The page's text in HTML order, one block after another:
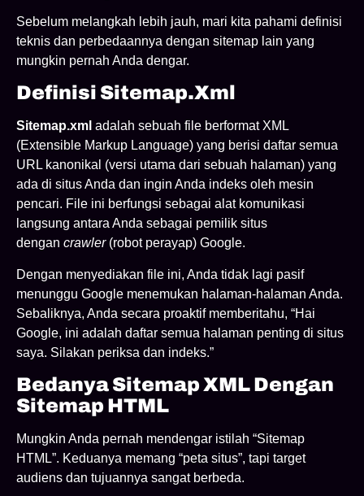
Sebelum melangkah lebih jauh, mari kita pahami definisi
teknis dan perbedaannya dengan sitemap lain yang
mungkin pernah Anda dengar.
Definisi Sitemap.xml
Sitemap.xml adalah sebuah file berformat XML
(Extensible Markup Language) yang berisi daftar semua
URL kanonikal (versi utama dari sebuah halaman) yang
ada di situs Anda dan ingin Anda indeks oleh mesin
pencari. File ini berfungsi sebagai alat komunikasi
langsung antara Anda sebagai pemilik situs
dengan crawler(robot perayap) Google.
Dengan menyediakan file ini, Anda tidak lagi pasif
menunggu Google menemukan halaman-halaman Anda.
Sebaliknya, Anda secara proaktif memberitahu, “Hai
Google, ini adalah daftar semua halaman penting di situs
saya. Silakan periksa dan indeks.”
Bedanya Sitemap XML Dengan
Sitemap HTML
Mungkin Anda pernah mendengar istilah “Sitemap
HTML”. Keduanya memang “peta situs”, tapi target
audiens dan tujuannya sangat berbeda.